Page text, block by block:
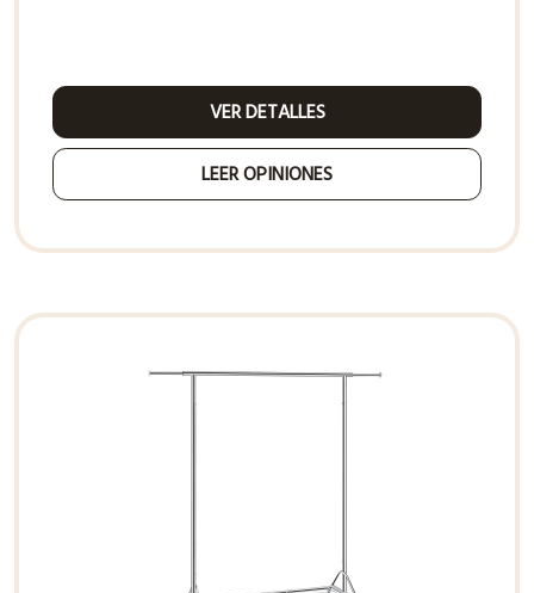
VER DETALLES
LEER OPINIONES